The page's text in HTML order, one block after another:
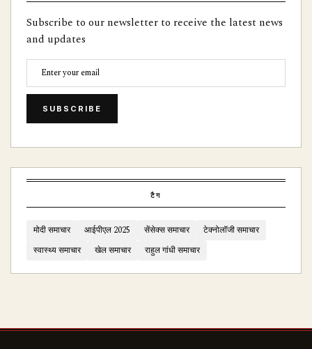
Subscribe to our newsletter to receive the latest news
and updates
SUBSCRIBE
टैग
मोदी समाचार आईपीएल 2025 सेंसेक्स समाचार
टेक्नोलॉजी समाचार
स्वास्थ्य समाचार
खेल समाचार राहुल गांधी समाचार